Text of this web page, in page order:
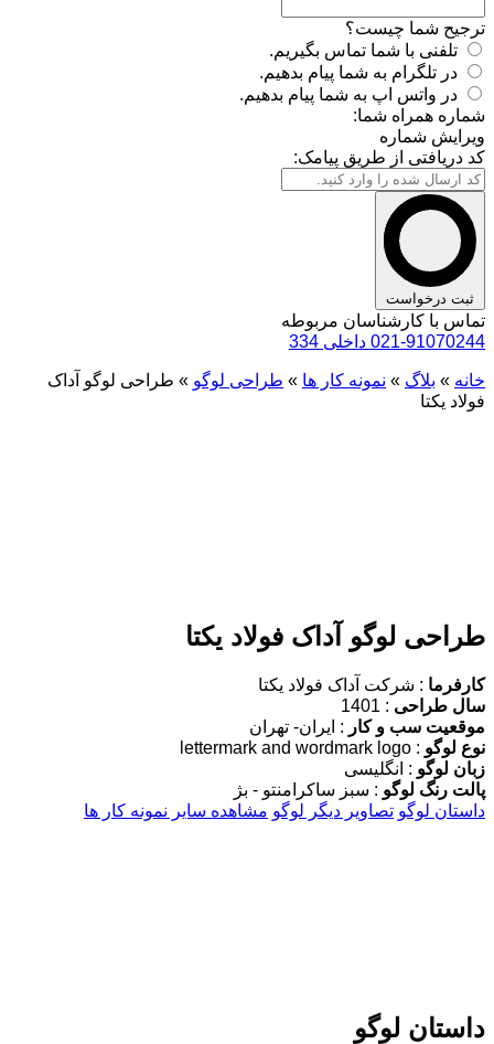
ترجیح شما چیست؟
تلفنی با شما تماس بگیریم.
در تلگرام به شما پیام بدهیم.
در واتس اپ به شما پیام بدهیم.
شماره همراه شما:
ویرایش شماره
کد دریافتی از طریق پیامک:
ثبت درخواست
تماس با کارشناسان مربوطه
021-91070244 داخلی 334
خانه » بلاگ » نمونه کار ها » طراحی لوگو » طراحی لوگو آداک
فولاد یکتا
طراحی لوگو آداک فولاد یکتا
کارفرما : شرکت آداک فولاد یکتا
سال طراحی : 1401
موقعیت سب و کار : ایران- تهران
نوع لوگو : lettermark and wordmark logo
زبان لوگو : انگلیسی
پالت رنگ لوگو : سبز ساکرامنتو - بژ
داستان لوگو تصاویر دیگر لوگو مشاهده سایر نمونه کار ها
داستان لوگو